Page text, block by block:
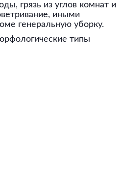
грязь из углов комнат и
иными
генеральную уборку.